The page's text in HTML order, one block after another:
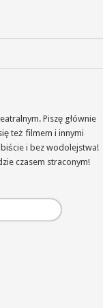
Piszę głównie
też filmem i innymi
i bez wodolejstwa!
czasem straconym!